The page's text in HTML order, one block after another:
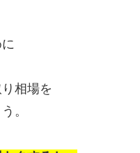
相場を
。